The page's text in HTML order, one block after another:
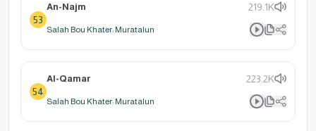
53
An-Najm 219.1K
Salah Bou Khater: Muratalun
54
Al-Qamar 223.2K
Salah Bou Khater: Muratalun